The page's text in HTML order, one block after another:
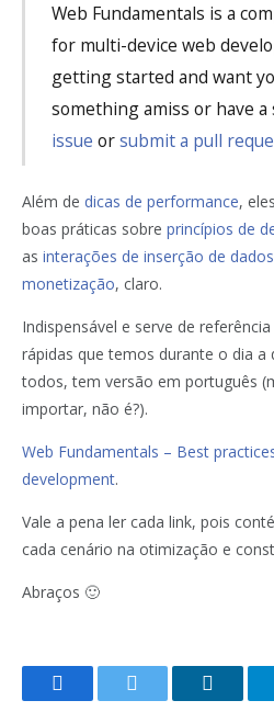
Web Fundamentals is a
for multi-device web
getting started and want
something amiss or have
issue orsubmit a pull
Além de dicas de performance,
boas práticas sobre princípios de
as interações de inserção de dados
monetização, claro.
Indispensável e serve de
rápidas que temos durante o dia a
todos, tem versão em português
importar, não é?).
Web Fundamentals – Best
development.
Vale a pena ler cada link, pois
cada cenário na otimização e
Abraços 🙂
FacebookTwitter